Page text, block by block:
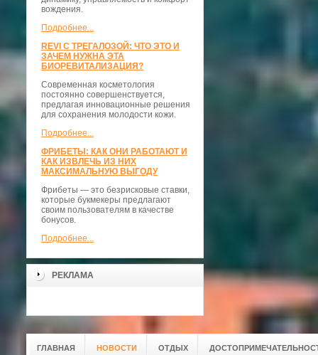
вождения.
Подробнее...
REVI С ТРЕГАЛОЗОЙ: ЧТО ЭТО И
ЗАЧЕМ НУЖНА ЭТА
БИОРЕВИТАЛИЗАЦИЯ?
Современная косметология
постоянно совершенствуется,
предлагая инновационные решения
для сохранения молодости кожи.
Подробнее...
ФРИБЕТЫ: КАК ОНИ РАБОТАЮТ И
КАК ИЗВЛЕЧЬ ИЗ НИХ
МАКСИМАЛЬНУЮ ВЫГОДУ
Фрибеты — это безрисковые ставки,
которые букмекеры предлагают
своим пользователям в качестве
бонусов.
Подробнее...
РЕКЛАМА
ГЛАВНАЯ НОВОСТИ ОТДЫХ